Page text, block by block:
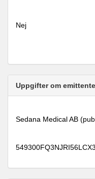
Nej
Uppgifter om
Sedana Medical AB